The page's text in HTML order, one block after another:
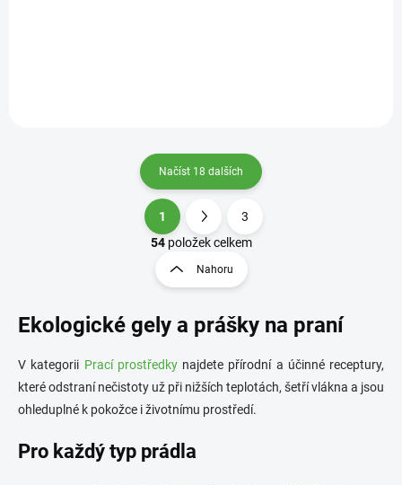
O
v
á
d
c
p
v
k
Načíst 18 dalších
S
t
r
á
k
v
á
n
í
1
3
54položek celkem
Nahoru
Ekologické gely a prášky na praní
V kategorii Prací prostředkynajdete přírodní a účinné receptury,
které odstraní nečistoty už při nižších teplotách, šetří vlákna a jsou
ohleduplné k pokožce i životnímu prostředí.
Pro každý typ prádla